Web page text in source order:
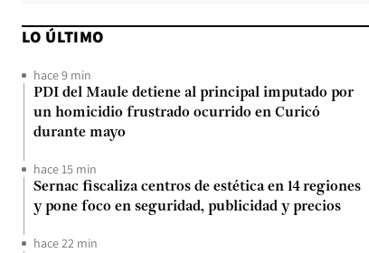
LO ÚLTIMO
hace 9 min
PDI del Maule detiene al principal imputado por
un homicidio frustrado ocurrido en Curicó
durante mayo
hace 15 min
Sernac fiscaliza centros de estética en 14 regiones
y pone foco en seguridad, publicidad y precios
hace 22 min